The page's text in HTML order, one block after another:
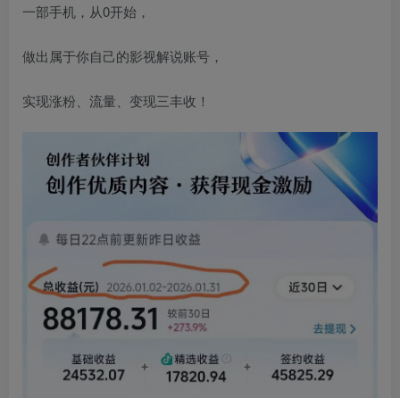
一部手机，从0开始，
做出属于你自己的影视解说账号，
实现涨粉、流量、变现三丰收！